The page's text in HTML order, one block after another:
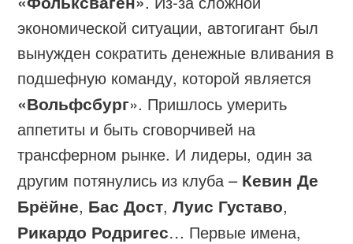
экономической ситуации, автогигант был
вынужден сократить денежные вливания в
подшефную команду, которой является
«Вольфсбург». Пришлось умерить
аппетиты и быть сговорчивей на
трансферном рынке. И лидеры, один за
другим потянулись из клуба – Кевин Де
Брёйне, Бас Дост,Луис Густаво,
Рикардо Родригес… Первые имена,